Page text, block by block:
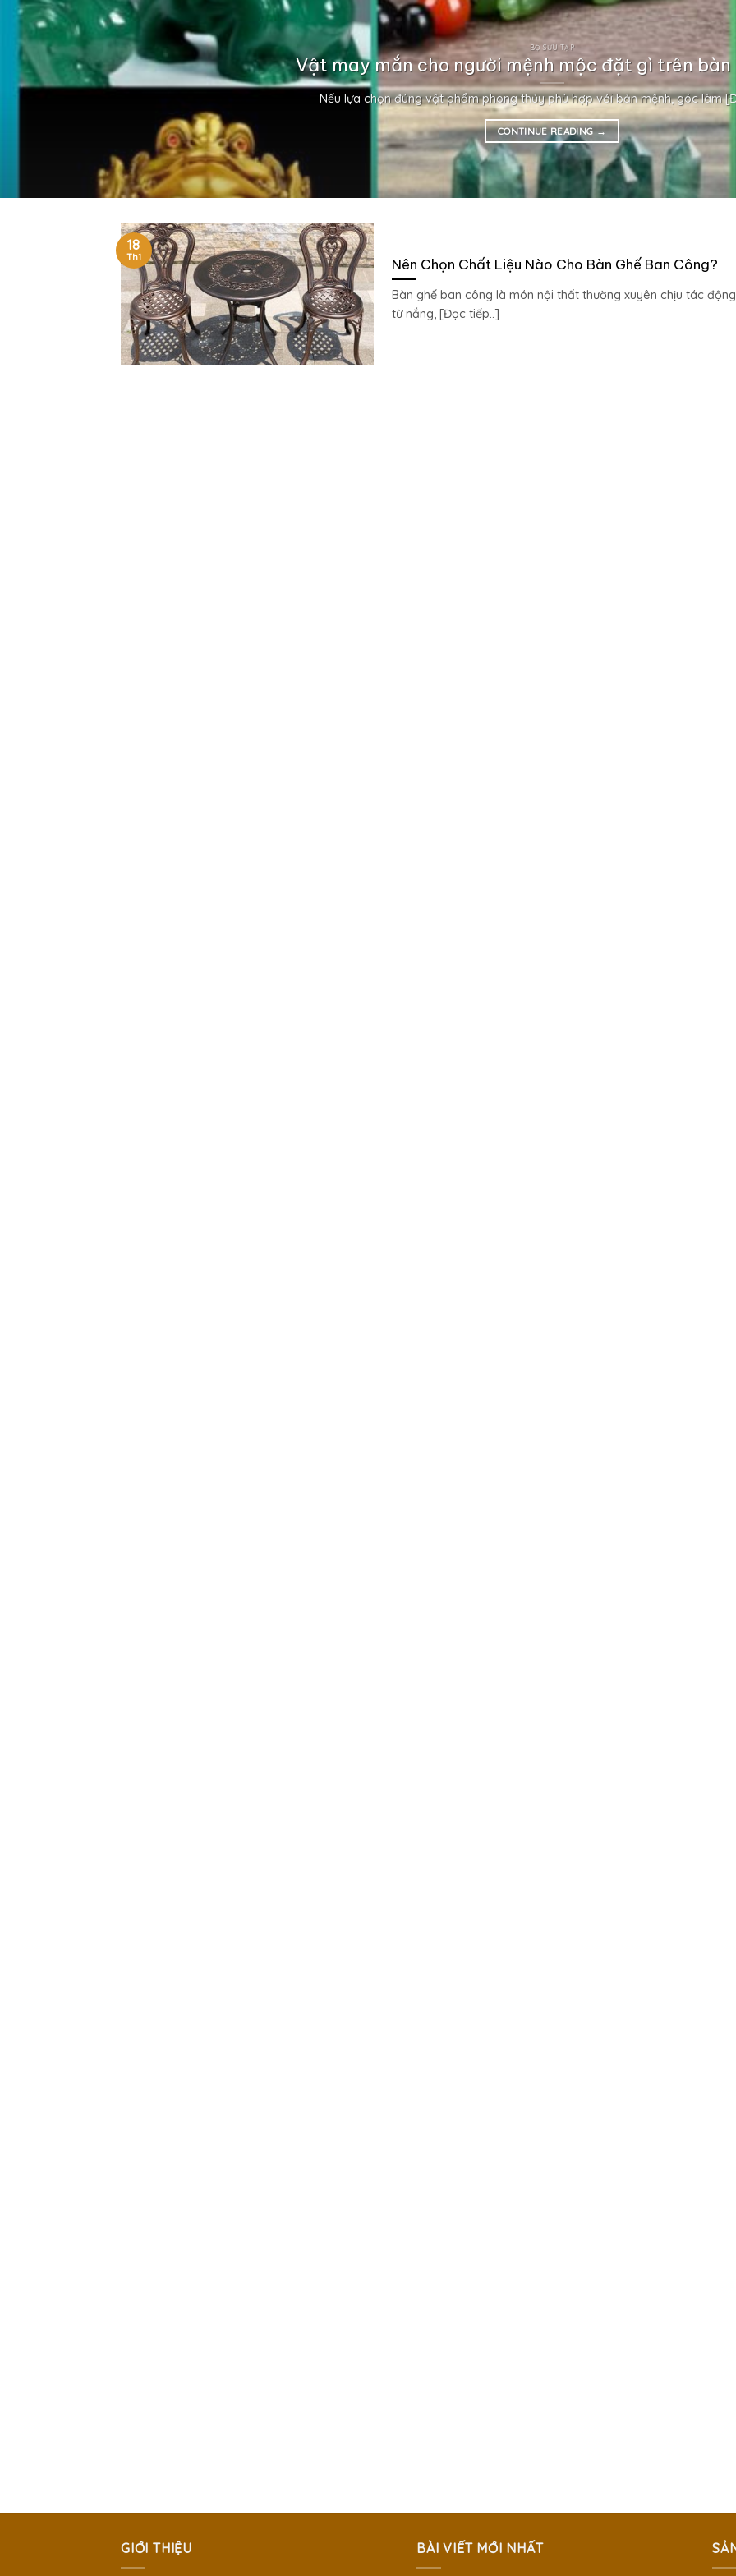
BỘ SƯU TẬP
Vật may mắn cho người mệnh mộc đặt gì trên
Nếu lựa chọn đúng vật phẩm phong thủy phù hợp với bản mệnh, góc làm
CONTINUE READING→
Nên Chọn Chất Liệu Nào Cho Bàn Ghế Ban Công?
Bàn ghế ban công là món nội thất thường xuyên chịu tác động
từ nắng, [Đọc tiếp..]
18
Th1
GIỚI THIỆU BÀI VIẾT MỚI NHẤT